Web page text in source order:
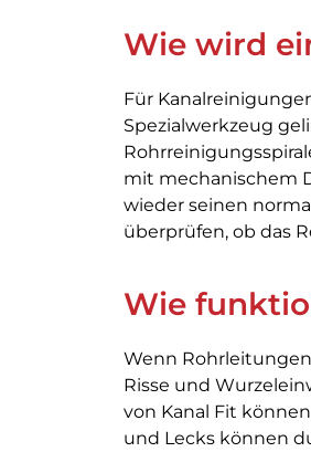
Wie wird
Für
Spezialwerkzeug
mit mechanischem
wieder seinen
überprüfen, ob das
Wie
Wenn
Risse und
von Kanal Fit
und Lecks können